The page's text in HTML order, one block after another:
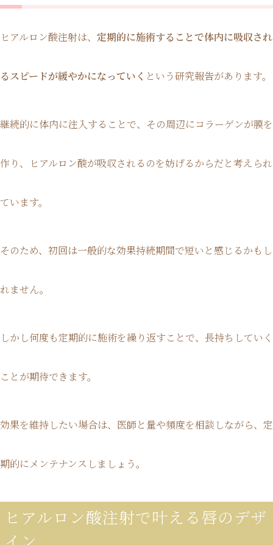
ヒアルロン酸注射は、 定期的に施術することで体内に吸収され
るスピードが緩やかになっていく という研究報告があります。
継続的に体内に注入することで、その周辺にコラーゲンが膜を
作り、ヒアルロン酸が吸収されるのを妨げるからだと考えられ
ています。
そのため、初回は一般的な効果持続期間で短いと感じるかもし
れません。
しかし何度も定期的に施術を繰り返すことで、長持ちしていく
ことが期待できます。
効果を維持したい場合は、医師と量や頻度を相談しながら、定
期的にメンテナンスしましょう。
ヒアルロン酸注射で叶える唇のデザ